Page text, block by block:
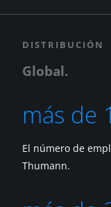
DISTRIBUCIÓN
Global.
más de
El número de
Thumann.